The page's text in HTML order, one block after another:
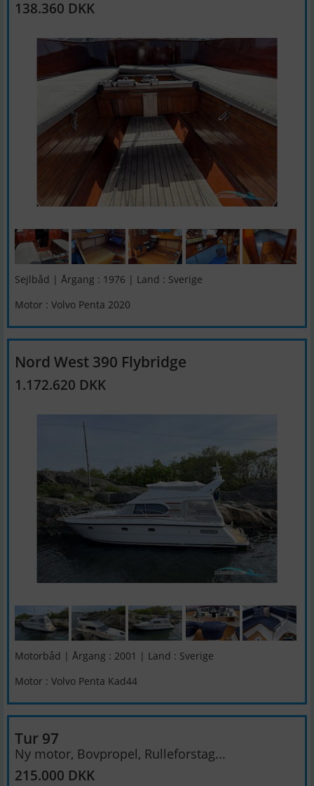
138.360 DKK
Sejlbåd | Årgang : 1976 | Land : Sverige
Motor : Volvo Penta 2020
Nord West 390 Flybridge
1.172.620 DKK
Motorbåd | Årgang : 2001 | Land : Sverige
Motor : Volvo Penta Kad44
Tur 97
Ny motor, Bovpropel, Rulleforstag...
215.000 DKK